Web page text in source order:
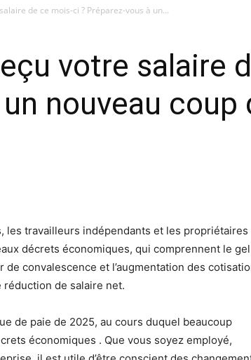
de ce mois-ci ? Préparez-vous à un...
votre salaire
nouveau coup
les travailleurs indépendants et les propriétaires
décrets économiques, qui comprennent le gel
de convalescence et l’augmentation des
réduction de salaire net.
de paie de 2025, au cours duquel beaucoup
économiques . Que vous soyez employé,